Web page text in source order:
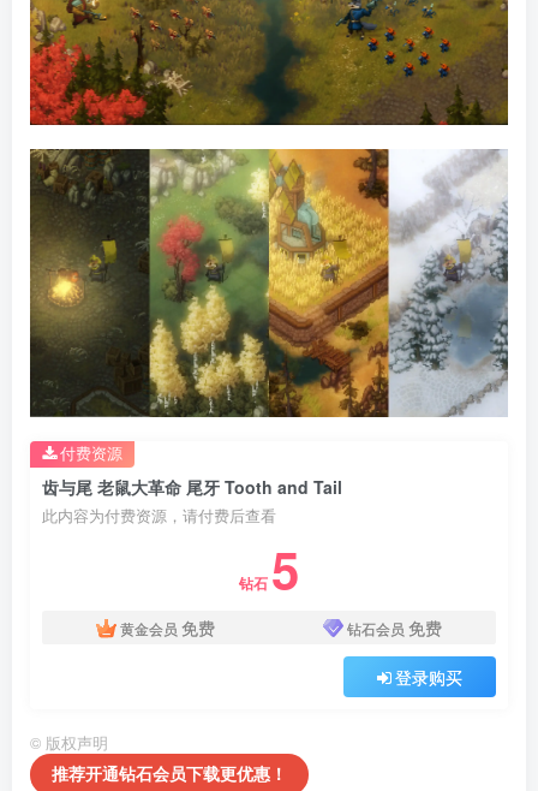
齿与尾 老鼠大革命 尾牙 Tooth and Tail
此内容为付费资源，请付费后查看
钻石 5
黄金会员 免费 钻石会员 免费
登录购买
付费资源
© 版权声明
推荐开通钻石会员下载更优惠！